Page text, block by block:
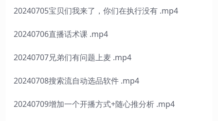
20240705宝贝们我来了，你们在执行没有 .mp4
20240706直播话术课 .mp4
20240707兄弟们有问题上麦 .mp4
20240708搜索流自动选品软件 .mp4
20240709增加一个开播方式+随心推分析 .mp4